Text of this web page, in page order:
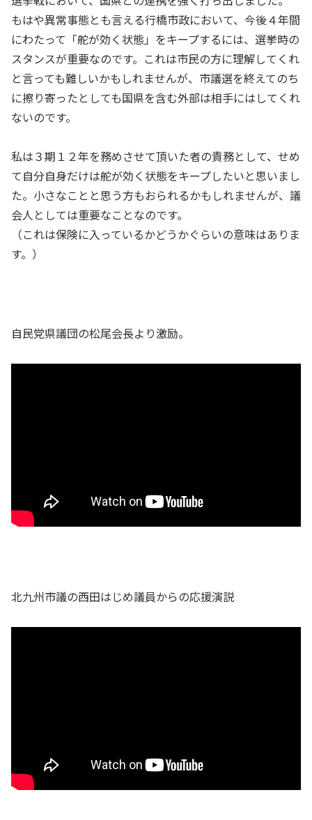
もはや異常事態とも言える行橋市政において、今後４年間
にわたって「舵が効く状態」をキープするには、選挙時の
スタンスが重要なのです。これは市民の方に理解してくれ
と言っても難しいかもしれませんが、市議選を終えてのち
に擦り寄ったとしても国県を含む外部は相手にはしてくれ
ないのです。
私は３期１２年を務めさせて頂いた者の責務として、せめ
て自分自身だけは舵が効く状態をキープしたいと思いまし
た。小さなことと思う方もおられるかもしれませんが、議
会人としては重要なことなのです。
（これは保険に入っているかどうかぐらいの意味はありま
す。）
自民党県議団の松尾会長より激励。
北九州市議の西田はじめ議員からの応援演説